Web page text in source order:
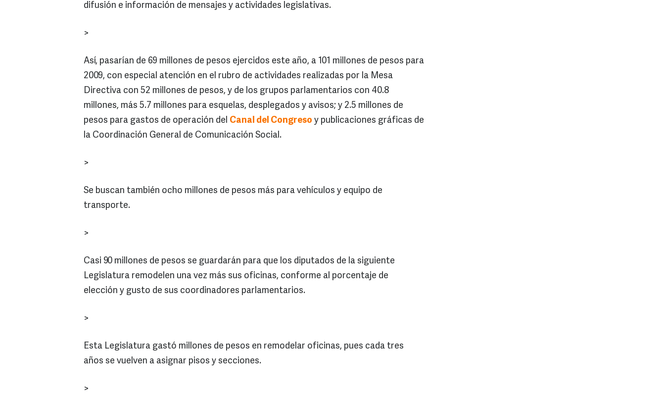
difusión e información de mensajes y actividades legislativas.
>
Así, pasarían de 69 millones de pesos ejercidos este año, a 101 millones de pesos para
2009, con especial atención en el rubro de actividades realizadas por la Mesa
Directiva con 52 millones de pesos, y de los grupos parlamentarios con 40.8
millones, más 5.7 millones para esquelas, desplegados y avisos; y 2.5 millones de
pesos para gastos de operación del Canal del Congreso y publicaciones gráficas de
la Coordinación General de Comunicación Social.
>
Se buscan también ocho millones de pesos más para vehículos y equipo de
transporte.
>
Casi 90 millones de pesos se guardarán para que los diputados de la siguiente
Legislatura remodelen una vez más sus oficinas, conforme al porcentaje de
elección y gusto de sus coordinadores parlamentarios.
>
Esta Legislatura gastó millones de pesos en remodelar oficinas, pues cada tres
años se vuelven a asignar pisos y secciones.
>